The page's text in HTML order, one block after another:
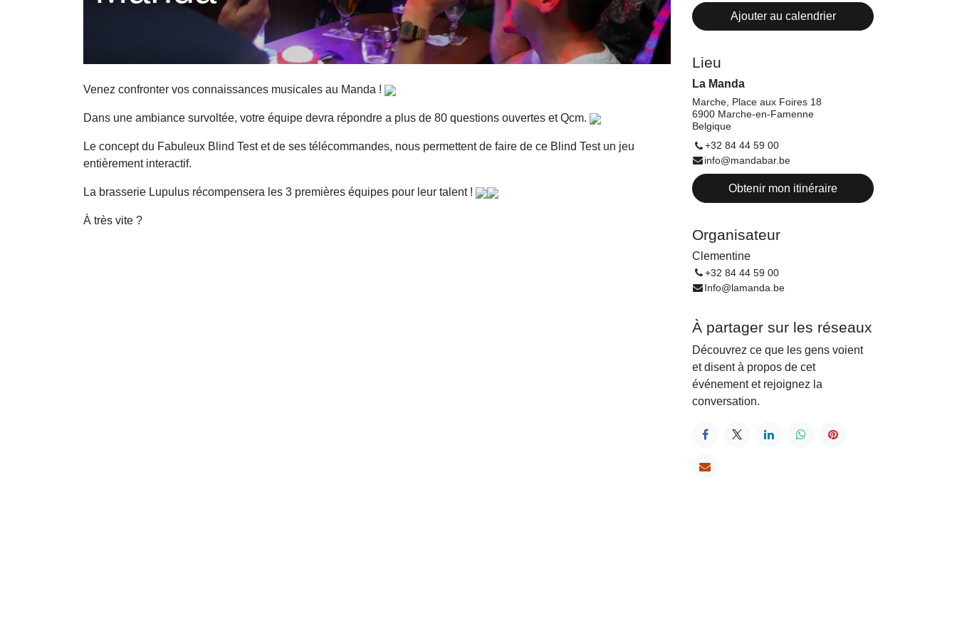
Venez confronter vos connaissances musicales au Manda !
Dans une ambiance survoltée, votre équipe devra répondre a plus de 80 questions ouvertes et Qcm.
Le concept du Fabuleux Blind Test et de ses télécommandes, nous permettent de faire de ce Blind Test un jeu
entièrement interactif.
La brasserie Lupulus récompensera les 3 premières équipes pour leur talent !
À très vite ?
Ajouter au calendrier
Lieu
La Manda
Marche, Place aux Foires 18
6900 Marche-en-Famenne
Belgique
+32 84 44 59 00
info@mandabar.be
Obtenir mon itinéraire
Organisateur
Clementine
+32 84 44 59 00
Info@lamanda.be
À partager sur les réseaux
Découvrez ce que les gens voient
et disent à propos de cet
événement et rejoignez la
conversation.